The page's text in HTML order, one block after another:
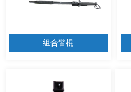
组合警棍